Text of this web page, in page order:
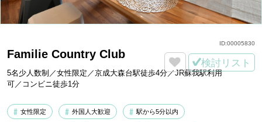
Familie Country Club
5名少人数制／女性限定／京成大森台駅徒歩4分／JR蘇我駅利用
可／コンビニ徒歩1分
検討リスト
女性限定 外国人大歓迎 駅から5分以内
ID:00005830